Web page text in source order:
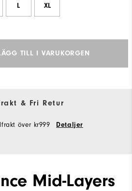
L XL
TILL I VARUKORGEN
& Fri Retur
över kr999 Detaljer
Mid-Layers